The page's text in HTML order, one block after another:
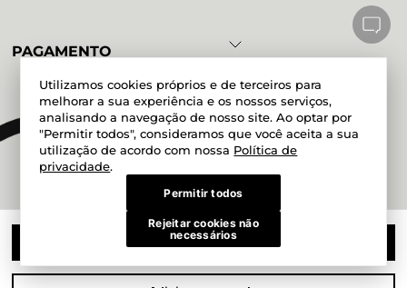
Utilizamos cookies próprios e de terceiros para
melhorar a sua experiência e os nossos serviços,
analisando a navegação de nosso site. Ao optar por
"Permitir todos", consideramos que você aceita a sua
utilização de acordo com nossa Política de
privacidade.
Permitir todos
Rejeitar cookies não
necessários
COMPRAR
PAGAMENTO
Magazine Mundial Ltda. CNPJ
51.200.038/0017-06 Rua Doze de
Outubro, 190, Lapa - São Paulo - SP
CEP 05073-000 Mundial Calçados -
Todos os direitos reservados 2025®
Powered by Developed by